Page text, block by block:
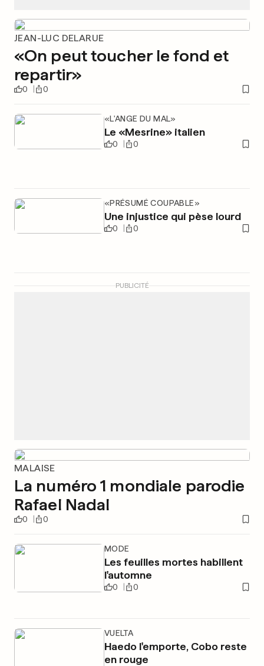
JEAN-LUC DELARUE
«On peut toucher le fond et
repartir»
0 0
«L'ANGE DU MAL»
Le «Mesrine» italien
0 0
«PRÉSUMÉ COUPABLE»
Une injustice qui pèse lourd
0 0
PUBLICITÉ
MALAISE
La numéro 1 mondiale parodie
Rafael Nadal
0 0
MODE
Les feuilles mortes habillent
l'automne
0 0
VUELTA
Haedo l'emporte, Cobo reste
en rouge